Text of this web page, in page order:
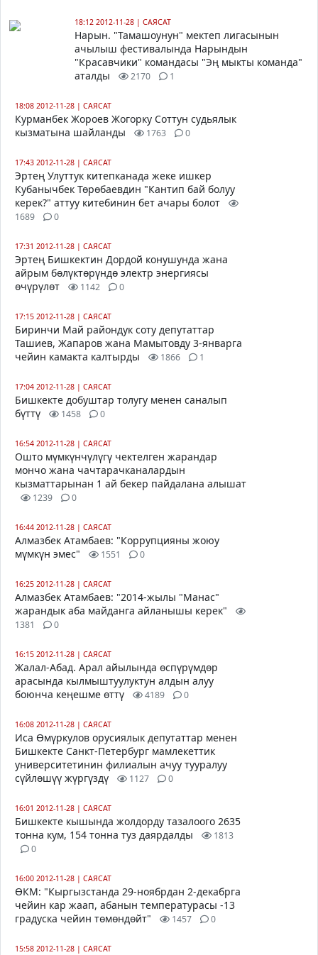
18:12 2012-11-28 | САЯСАТ
Нарын. "Тамашоунун" мектеп лигасынын
ачылыш фестивалында Нарындын
"Красавчики" командасы "Эң мыкты команда"
аталды
2170 1
18:08 2012-11-28 | САЯСАТ
Курманбек Жороев Жогорку Соттун судьялык
кызматына шайланды
1763 0
17:43 2012-11-28 | САЯСАТ
Эртең Улуттук китепканада жеке ишкер
Кубанычбек Төрөбаевдин "Кантип бай болуу
керек?" аттуу китебинин бет ачары болот
1689 0
17:31 2012-11-28 | САЯСАТ
Эртең Бишкектин Дордой конушунда жана
айрым бөлүктөрүндө электр энергиясы
өчүрүлөт
1142 0
17:15 2012-11-28 | САЯСАТ
Биринчи Май райондук соту депутаттар
Ташиев, Жапаров жана Мамытовду 3-январга
чейин камакта калтырды
1866 1
17:04 2012-11-28 | САЯСАТ
Бишкекте добуштар толугу менен саналып
бүттү
1458 0
16:54 2012-11-28 | САЯСАТ
Ошто мүмкүнчүлүгү чектелген жарандар
мончо жана чачтарачканалардын
кызматтарынан 1 ай бекер пайдалана алышат
1239 0
16:44 2012-11-28 | САЯСАТ
Алмазбек Атамбаев: "Коррупцияны жоюу
мүмкүн эмес"
1551 0
16:25 2012-11-28 | САЯСАТ
Алмазбек Атамбаев: "2014-жылы "Манас"
жарандык аба майданга айланышы керек"
1381 0
16:15 2012-11-28 | САЯСАТ
Жалал-Абад. Арал айылында өспүрүмдөр
арасында кылмыштуулуктун алдын алуу
боюнча кеңешме өттү
4189 0
16:08 2012-11-28 | САЯСАТ
Иса Өмүркулов орусиялык депутаттар менен
Бишкекте Санкт-Петербург мамлекеттик
университетинин филиалын ачуу тууралуу
сүйлөшүү жүргүздү
1127 0
16:01 2012-11-28 | САЯСАТ
Бишкекте кышында жолдорду тазалоого 2635
тонна кум, 154 тонна туз даярдалды
1813
0
16:00 2012-11-28 | САЯСАТ
ӨКМ: "Кыргызстанда 29-ноябрдан 2-декабрга
чейин кар жаап, абанын температурасы -13
градуска чейин төмөндөйт"
1457 0
15:58 2012-11-28 | САЯСАТ